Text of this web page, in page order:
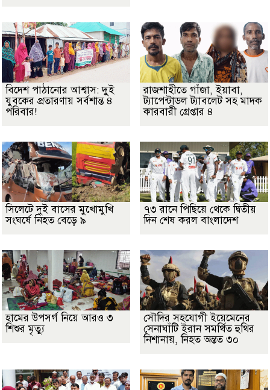
বিদেশ পাঠানোর আশ্বাস: দুুই
যুবকের প্রতারণায় সর্বশান্ত ৪
পরিবার!
রাজশাহীতে গাঁজা, ইয়াবা,
ট্যাপেন্টাডল ট্যাবলেট সহ মাদক
কারবারী গ্রেপ্তার ৪
সিলেটে দুই বাসের মুখোমুখি
সংঘর্ষে নিহত বেড়ে ৯
৭৩ রানে পিছিয়ে থেকে দ্বিতীয়
দিন শেষ করল বাংলাদেশ
হামের উপসর্গ নিয়ে আরও ৩
শিশুর মৃত্যু
সৌদির সহযোগী ইয়েমেনের
সেনাঘাঁটি ইরান সমর্থিত হুথির
নিশানায়, নিহত অন্তত ৩০